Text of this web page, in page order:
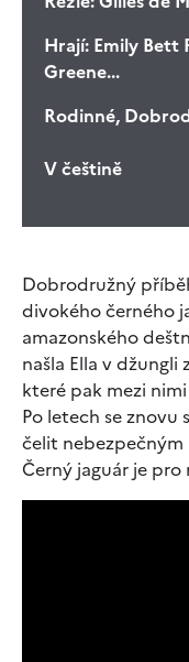
Hrají: Emily Bett
Greene...
Rodinné,
V češtině
Dobrodružný
divokého černého
amazonského
našla Ella v
které pak mezi
Po letech se znovu
čelit nebezpečným
Černý jaguár je